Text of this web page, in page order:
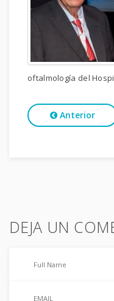
oftalmología del
Anterior
DEJA UN